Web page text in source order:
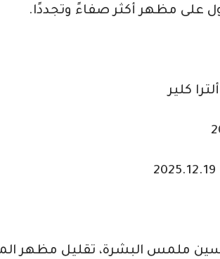
على مظهر أكثر صفاءً وتجددًا.
كلير
ملمس البشرة، تقليل مظهر